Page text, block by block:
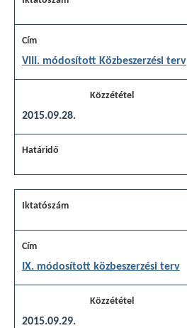
VIII. módosított Közbeszerzési terv
2015.09.28.
IX. módosított közbeszerzési terv
2015.09.29.